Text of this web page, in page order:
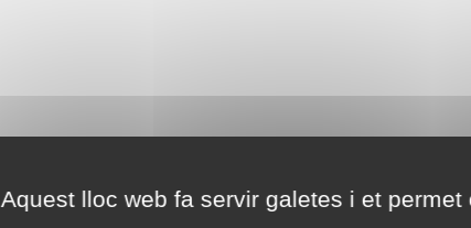
Aquest lloc web fa servir galetes i et